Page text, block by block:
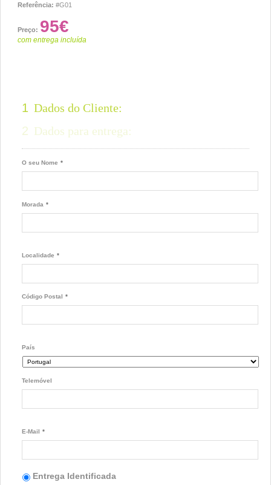
Referência: #G01
Preço: 95€
com entrega incluída
1 Dados do Cliente:
2 Dados para entrega:
O seu Nome *
Morada *
Localidade *
Código Postal *
País
Telemóvel
E-Mail *
Entrega Identificada